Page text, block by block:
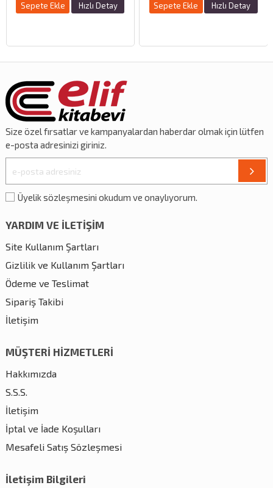
Sepete Ekle Hızlı Detay Sepete Ekle Hızlı Detay
Size özelfırsatlarve kampanyalardan haberdar olmak için lütfen
e-posta adresinizi giriniz.
Üyelik sözleşmesini okudum ve onaylıyorum.
YARDIM VE İLETİŞİM
Site Kullanım Şartları
Gizlilik ve Kullanım Şartları
Ödeme ve Teslimat
Sipariş Takibi
İletişim
MÜŞTERİ HİZMETLERİ
Hakkımızda
S.S.S.
İletişim
İptal ve İade Koşulları
Mesafeli Satış Sözleşmesi
İletişim Bilgileri